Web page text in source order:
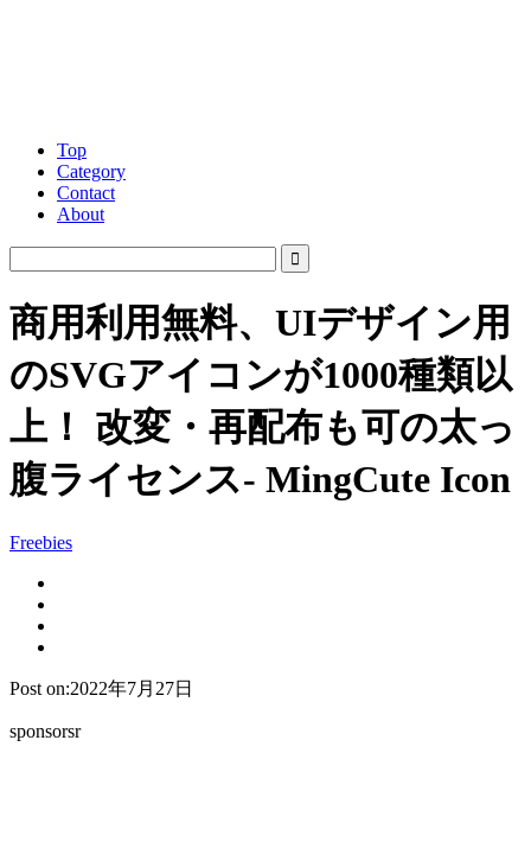
Top
Category
Contact
About
商用利用無料、UIデザイン用
のSVGアイコンが1000種類以
上！ 改変・再配布も可の太っ
腹ライセンス- MingCute Icon
Freebies
Post on:2022年7月27日
sponsorsr